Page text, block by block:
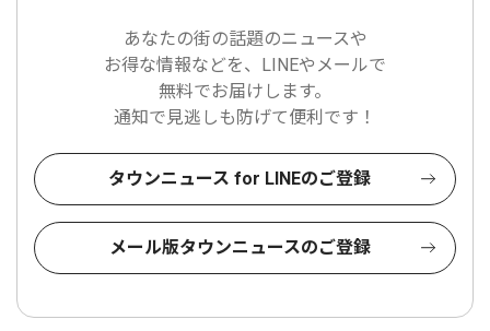
あなたの街の話題のニュースや
お得な情報などを、LINEやメールで
無料でお届けします。
通知で見逃しも防げて便利です！
タウンニュース for LINEのご登録
メール版タウンニュースのご登録